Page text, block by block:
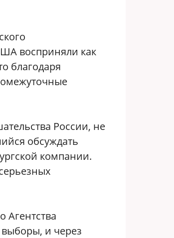
восприняли как
благодаря
России, не
обсуждать
компании.
Агентства
и через